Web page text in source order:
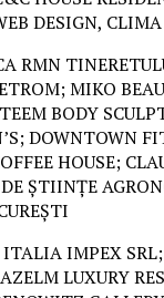
DESIGN,
RMN
MIKO
BODY
DOWNTOWN
HOUSE;
ȘTIINȚE
IMPEX
LUXURY